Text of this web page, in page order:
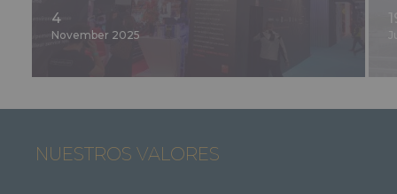
4
November 2025
NUESTROS VALORES